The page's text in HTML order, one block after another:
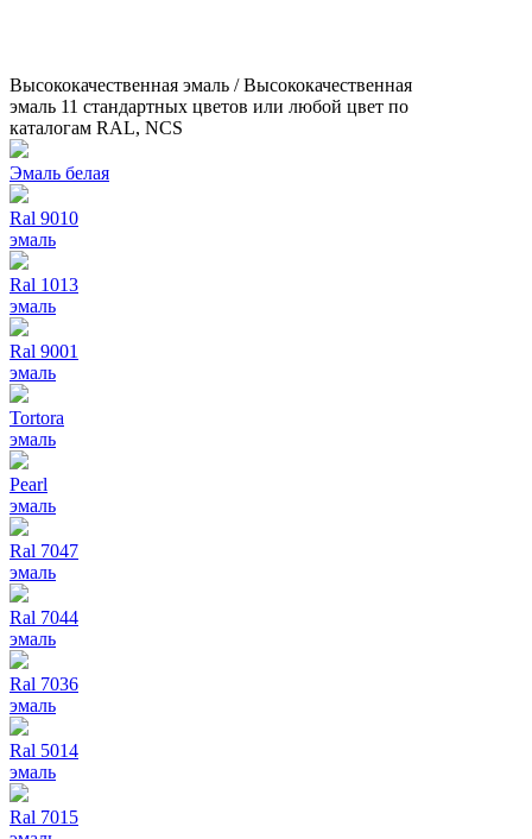
Высококачественная эмаль / Высококачественная
эмаль 11 стандартных цветов или любой цвет по
каталогам RAL, NCS
Эмаль белая
Ral 9010
эмаль
Ral 1013
эмаль
Ral 9001
эмаль
Tortora
эмаль
Pearl
эмаль
Ral 7047
эмаль
Ral 7044
эмаль
Ral 7036
эмаль
Ral 5014
эмаль
Ral 7015